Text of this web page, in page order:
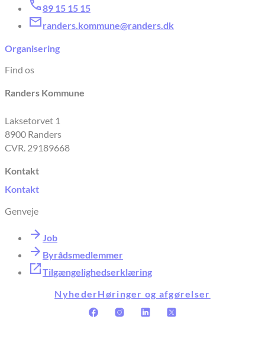
89 15 15 15
randers.kommune@randers.dk
Organisering
Find os
Randers Kommune
Laksetorvet 1
8900 Randers
CVR. 29189668
Kontakt
Kontakt
Genveje
Job
Byrådsmedlemmer
Tilgængelighedserklæring
NyhederHøringer og afgørelser